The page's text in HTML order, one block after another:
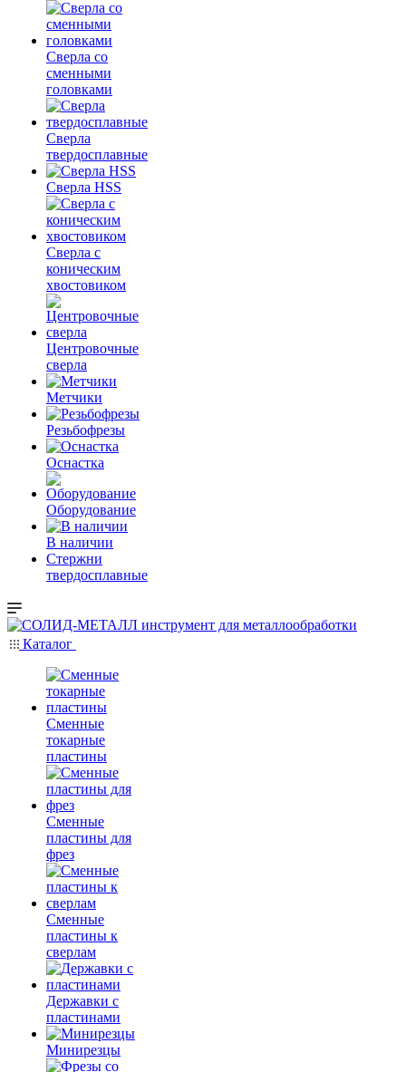
Сверла со
сменными
головками
Сверла
твердосплавные
Сверла HSS
Сверла с
коническим
хвостовиком
Центровочные
сверла
Метчики
Резьбофрезы
Оснастка
Оборудование
В наличии
Стержни
твердосплавные
Каталог
Сменные
токарные
пластины
Сменные
пластины для
фрез
Сменные
пластины к
сверлам
Державки с
пластинами
Минирезцы